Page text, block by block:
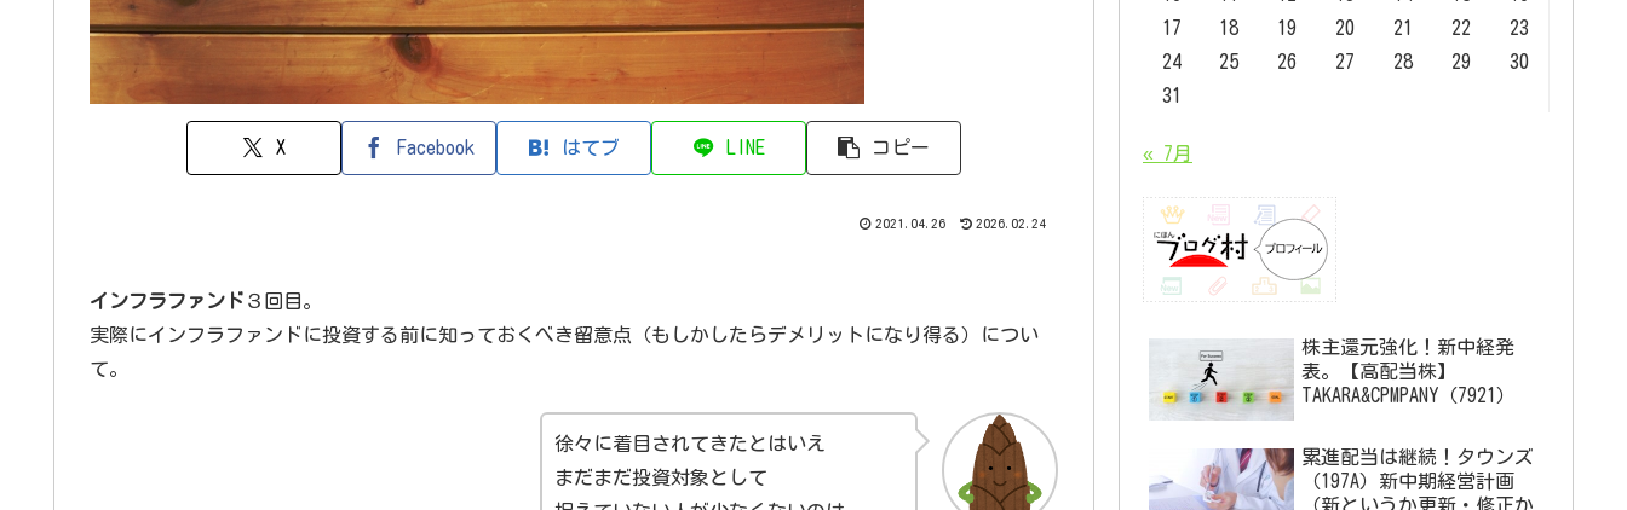
X Facebook はてブ LINE コピー
2021.04.26 2026.02.24
インフラファンド ３回目。
実際にインフラファンドに投資する前に知っておくべき留意点（もしかしたらデメリットになり得る）につい
て。
徐々に着目されてきたとはいえ
まだまだ投資対象として
17
18 19 20 21 22
23
24
25 26 27 28 29
30
31
« 7月
株主還元強化！新中経発
表。【高配当株】
TAKARA&CPMPANY（7921）
累進配当は継続！タウンズ
（197A）新中期経営計画
（新というか更新・修正か